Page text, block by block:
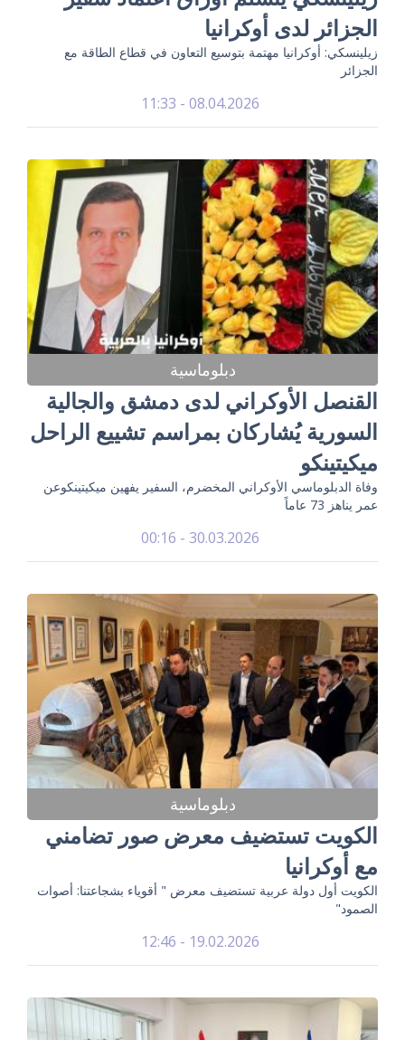
الجزائر لدى أوكرانيا
زيلينسكي: أوكرانيا مهتمة بتوسيع التعاون في قطاع الطاقة مع
الجزائر
08.04.2026 - 11:33
دبلوماسية
القنصل الأوكراني لدى دمشق والجالية
السورية يُشاركان بمراسم تشييع الراحل
ميكيتينكو
وفاة الدبلوماسي الأوكراني المخضرم، السفير يفهين ميكيتينكوعن
عمر يناهز 73 عاماً
30.03.2026 - 00:16
دبلوماسية
الكويت تستضيف معرض صور تضامني
مع أوكرانيا
الكويت أول دولة عربية تستضيف معرض " أقوياء بشجاعتنا: أصوات
الصمود"
19.02.2026 - 12:46